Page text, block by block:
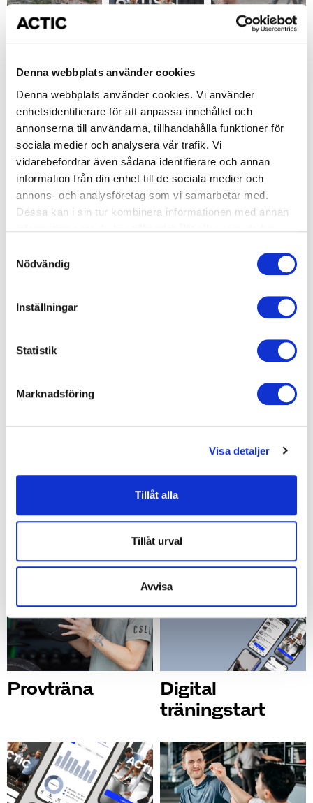
Denna webbplats använder cookies
Denna webbplats använder cookies. Vi använder
enhetsidentifierare för att anpassa innehållet och
annonserna till användarna, tillhandahålla funktioner för
sociala medier och analysera vår trafik. Vi
vidarebefordrar även sådana identifierare och annan
information från din enhet till de sociala medier och
annons- och analysföretag som vi samarbetar med.
Dessa kan i sin tur kombinera informationen med annan
Nödvändig
Inställningar
Statistik
Marknadsföring
Visa detaljer
Tillåt alla
Tillåt urval
Avvisa
Veckans träningspass
Logga in på Mina Sidor för att boka
Tisdag
Provträna
Digital
träningstart